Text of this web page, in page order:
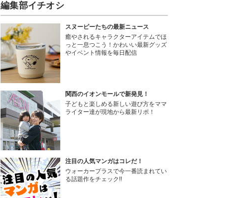
編集部イチオシ
スヌーピーたちの最新ニュース
癒やされるキャラクターアイテムでほ
っと一息つこう！かわいい最新グッズ
やイベント情報を毎日配信
関西のイオンモールで新発見！
子どもと楽しめる新しい遊び方をママ
ライター達が現地から最新リポ！
注目の人気マンガはコレだ！
ウォーカープラスで今一番読まれてい
る話題作をチェック!!